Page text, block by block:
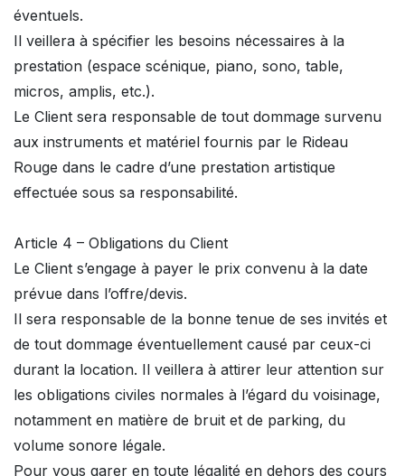
éventuels.
Il veillera à spécifier les besoins nécessaires à la
prestation (espace scénique, piano, sono, table,
micros, amplis, etc.).
Le Client sera responsable de tout dommage survenu
aux instruments et matériel fournis par le Rideau
Rouge dans le cadre d’une prestation artistique
effectuée sous sa responsabilité.
Article 4 – Obligations du Client
Le Client s’engage à payer le prix convenu à la date
prévue dans l’offre/devis.
Il sera responsable de la bonne tenue de ses invités et
de tout dommage éventuellement causé par ceux-ci
durant la location. Il veillera à attirer leur attention sur
les obligations civiles normales à l’égard du voisinage,
notamment en matière de bruit et de parking, du
volume sonore légale.
Pour vous garer en toute légalité en dehors des cours